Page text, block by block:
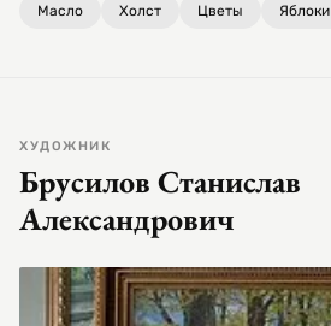
Масло Холст Цветы Яблоки
ХУДОЖНИК
Брусилов Станислав
Александрович